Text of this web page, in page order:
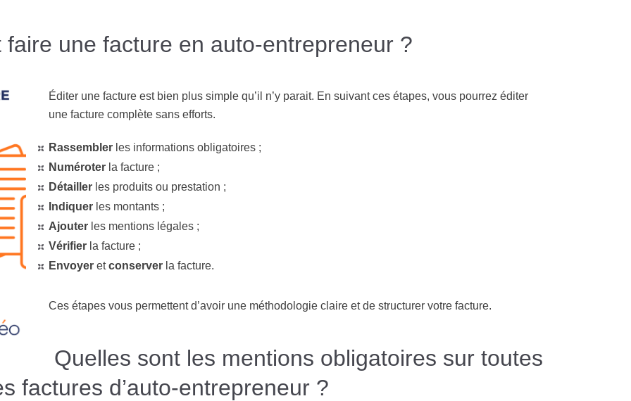
faire une facture en auto-entrepreneur ?
Éditer une facture est bien plus simple qu’il n’y parait. En suivant ces étapes, vous pourrez éditer
une facture complète sans efforts.
Rassembler les informations obligatoires ;
Numéroter la facture ;
Détailler les produits ou prestation ;
Indiquer les montants ;
Ajouter les mentions légales ;
Vérifier la facture ;
Envoyer etconserver la facture.
Ces étapes vous permettent d’avoir une méthodologie claire et de structurer votre facture.
Quelles sont les mentions obligatoires sur toutes
factures d’auto-entrepreneur ?